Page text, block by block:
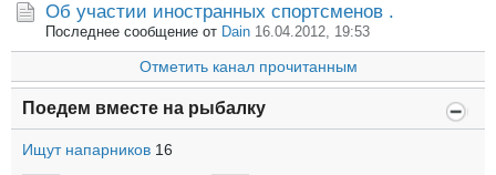
Об участии иностранных спортсменов .
Последнее сообщение от Dain 16.04.2012, 19:53
Отметить канал прочитанным
Поедем вместе на рыбалку
Ищут напарников 16